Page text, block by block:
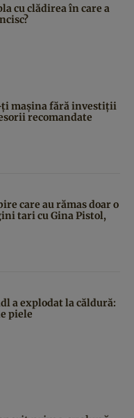
cu clădirea în care a
mașina fără investiții
recomandate
care au rămas doar o
tari cu Gina Pistol,
a explodat la căldură:
piele